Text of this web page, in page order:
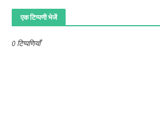
एक टिप्पणी भेजें
0 टिप्पणियाँ